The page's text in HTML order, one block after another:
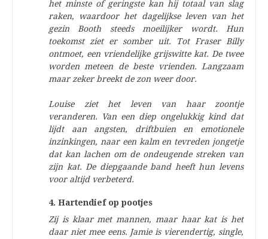
het minste of geringste kan hij totaal van slag
raken, waardoor het dagelijkse leven van het
gezin Booth steeds moeilijker wordt. Hun
toekomst ziet er somber uit. Tot Fraser Billy
ontmoet, een vriendelijke grijswitte kat. De twee
worden meteen de beste vrienden. Langzaam
maar zeker breekt de zon weer door.
Louise ziet het leven van haar zoontje
veranderen. Van een diep ongelukkig kind dat
lijdt aan angsten, driftbuien en emotionele
inzinkingen, naar een kalm en tevreden jongetje
dat kan lachen om de ondeugende streken van
zijn kat. De diepgaande band heeft hun levens
voor altijd verbeterd.
4. Hartendief op pootjes
Zij is klaar met mannen, maar haar kat is het
daar niet mee eens. Jamie is vierendertig, single,